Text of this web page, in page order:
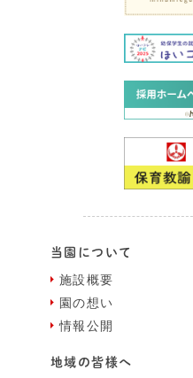
当園について
施設概要
園の想い
情報公開
地域の皆様へ